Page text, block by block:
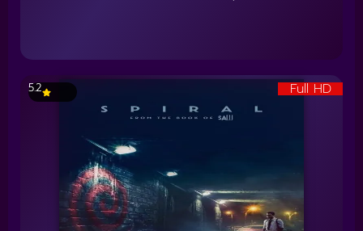
Full HD
5.2